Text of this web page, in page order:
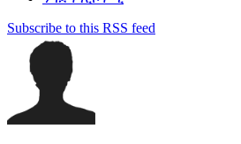
Subscribe to this RSS feed